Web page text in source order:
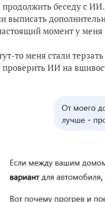
беседу с ИИ.
выписать
момент у меня
то меня стали
ИИ на